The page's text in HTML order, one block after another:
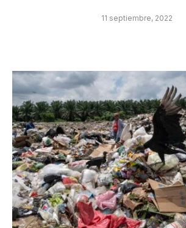
11 septiembre, 2022